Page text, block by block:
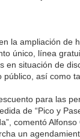
la ampliación de
único, línea
en situación de
público, así como
para las
de “Pico y
comentó
un